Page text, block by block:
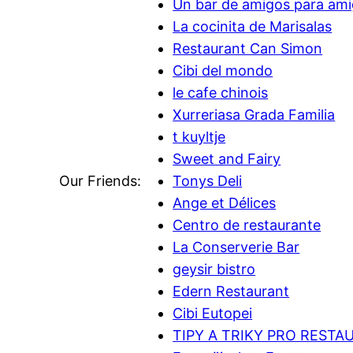
Our Friends:
Un bar de amigos para
La cocinita de Marisalas
Restaurant Can Simon
Cibi del mondo
le cafe chinois
Xurreriasa Grada Familia
t kuyltje
Sweet and Fairy
Tonys Deli
Ange et Délices
Centro de restaurante
La Conserverie Bar
geysir bistro
Edern Restaurant
Cibi Eutopei
TIPY A TRIKY PRO